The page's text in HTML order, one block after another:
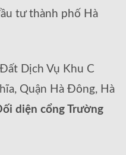
tư thành phố Hà
Dịch Vụ Khu C
Quận Hà Đông, Hà
diện cổng Trường